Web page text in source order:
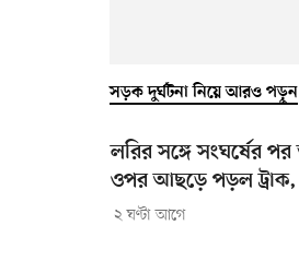
সড়ক দুর্ঘটনা নিয়ে আরও পড়ুন
লরির সঙ্গে সংঘর্ষের
ওপর আছড়ে পড়ল
২ ঘণ্টা আগে